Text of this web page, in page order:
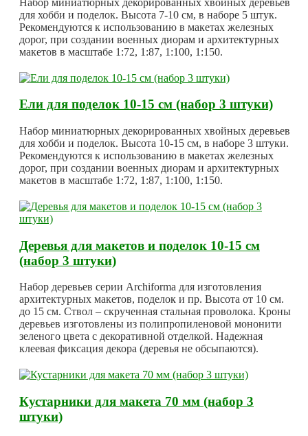
для хобби и поделок. Высота 7-10 см, в наборе 5 штук.
Рекомендуются к использованию в макетах железных
дорог, при создании военных диорам и архитектурных
макетов в масштабе 1:72, 1:87, 1:100, 1:150.
Ели для поделок 10-15 см (набор 3 штуки)
Набор миниатюрных декорированных хвойных деревьев
для хобби и поделок. Высота 10-15 см, в наборе 3 штуки.
Рекомендуются к использованию в макетах железных
дорог, при создании военных диорам и архитектурных
макетов в масштабе 1:72, 1:87, 1:100, 1:150.
Деревья для макетов и поделок 10-15 см
(набор 3 штуки)
Набор деревьев серии Archiforma для изготовления
архитектурных макетов, поделок и пр. Высота от 10 см.
до 15 см. Ствол – скрученная стальная проволока. Кроны
деревьев изготовлены из полипропиленовой мононити
зеленого цвета с декоративной отделкой. Надежная
клеевая фиксация декора (деревья не обсыпаются).
Кустарники для макета 70 мм (набор 3
штуки)